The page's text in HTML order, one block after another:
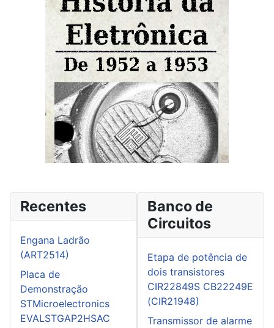
Recentes
Engana Ladrão
(ART2514)
Placa de
Demonstração
STMicroelectronics
EVALSTGAP2HSAC
Banco de
Circuitos
Etapa de potência de
dois transistores
CIR22849S CB22249E
(CIR21948)
Transmissor de alarme